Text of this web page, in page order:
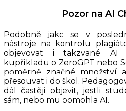
Pozor na AI
Podobně jako se v
nástroje na kontrolu
objevovat i takzvané AI
kupříkladu o ZeroGPT nebo
poměrně značné množství
přesouvat i do škol.
dál častěji objevit, jestli
sám, nebo mu pomohla AI.